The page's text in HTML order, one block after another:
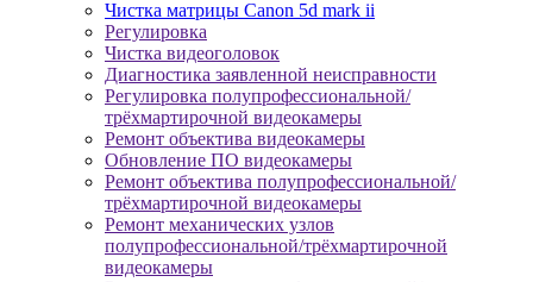
Чистка матрицы Canon 5d mark ii
Регулировка
Чистка видеоголовок
Диагностика заявленной неисправности
Регулировка полупрофессиональной/
трёхмартирочной видеокамеры
Ремонт объектива видеокамеры
Обновление ПО видеокамеры
Ремонт объектива полупрофессиональной/
трёхмартирочной видеокамеры
Ремонт механических узлов
полупрофессиональной/трёхмартирочной
видеокамеры